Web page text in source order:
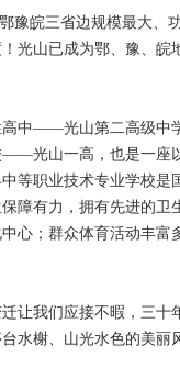
皖三省边规模最大、
光山已成为鄂、豫、皖
中——光山第二高级中
光山一高，也是一座
等职业技术专业学校是
障有力，拥有先进的卫
心；群众体育活动丰富
我们应接不暇，三十
水榭、山光水色的美丽